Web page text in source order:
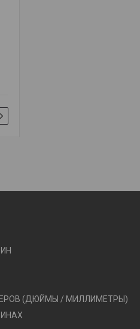
(ДЮЙМЫ / МИЛЛИМЕТРЫ)